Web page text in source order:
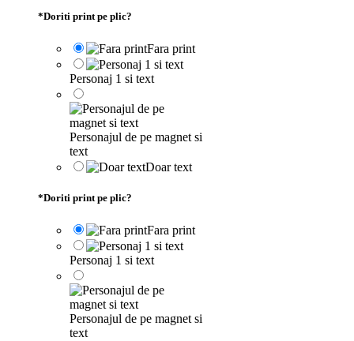
*Doriti print pe plic?
Fara print
Personaj 1 si text
Personajul de pe magnet si
text
Doar text
*Doriti print pe plic?
Fara print
Personaj 1 si text
Personajul de pe magnet si
text